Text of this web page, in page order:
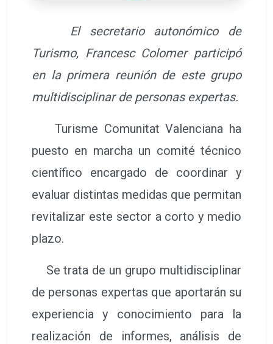
El secretario autonómico de
Turismo, Francesc Colomer participó
en la primera reunión de este grupo
multidisciplinar de personas expertas.
Turisme Comunitat Valenciana ha
puesto en marcha un comité técnico
científico encargado de coordinar y
evaluar distintas medidas que permitan
revitalizar este sector a corto y medio
plazo.
Se trata de un grupo multidisciplinar
de personas expertas que aportarán su
experiencia y conocimiento para la
realización de informes, análisis de